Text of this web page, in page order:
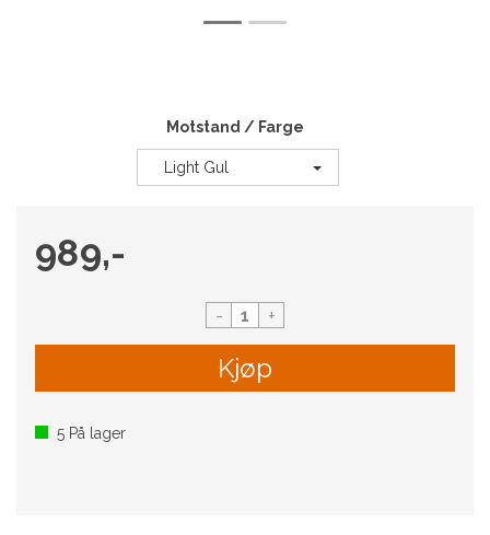
Motstand / Farge
Light Gul
989,-
- +
Kjøp
5 På lager